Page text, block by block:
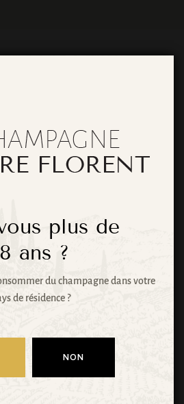
se
à
et sera bientôt lancée !
plus de
ans ?
du champagne dans votre
de résidence ?
NON